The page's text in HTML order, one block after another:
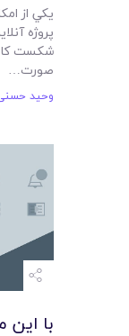
يکي از
پروژه
شکست
صورت…
وحید
با